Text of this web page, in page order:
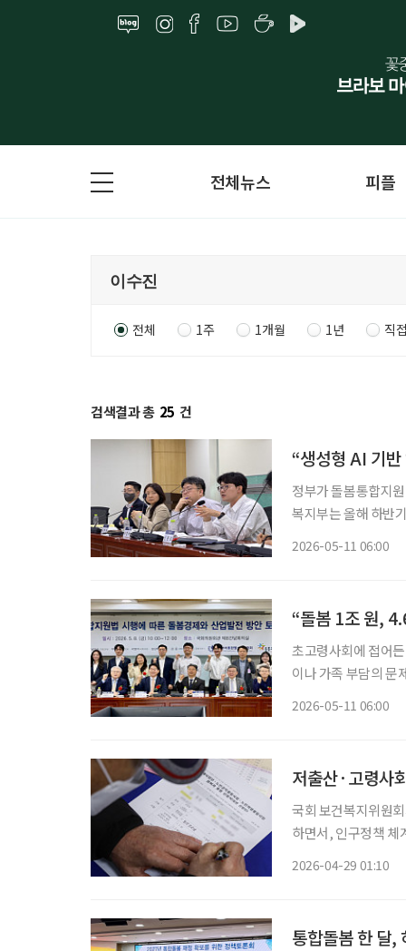
전체뉴스 피플
전체 1주 1개월 1년 직
검색결과 총 25 건
“생성형 AI 기반
정부가 돌봄통합지
복지부는 올해 하반
2026-05-11 06:00
“돌봄 1조 원,
초고령사회에 접어
이나 가족 부담의 문
2026-05-11 06:00
저출산·고령사
국회 보건복지위원
하면서, 인구정책 체
2026-04-29 01:10
통합돌봄 한 달,